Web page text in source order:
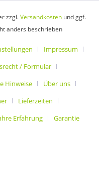
zzgl.Versandkosten und ggf.
anders beschrieben
Impressum
/ Formular
Hinweise
Über uns
Lieferzeiten
Erfahrung Garantie